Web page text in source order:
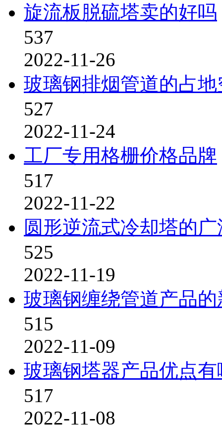
旋流板脱硫塔卖的好吗
537
2022-11-26
玻璃钢排烟管道的占地
527
2022-11-24
工厂专用格栅价格品牌
517
2022-11-22
圆形逆流式冷却塔的
525
2022-11-19
玻璃钢缠绕管道产品
515
2022-11-09
玻璃钢塔器产品优点有
517
2022-11-08